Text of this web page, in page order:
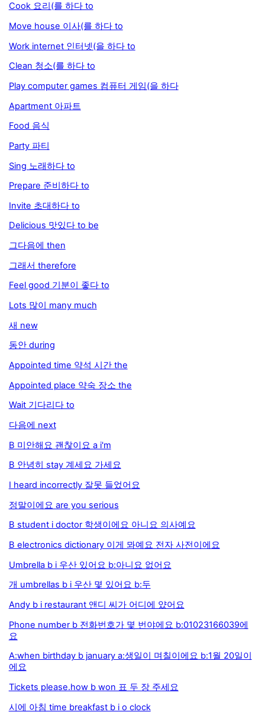
Cook 요리(를 하다 to
Move house 이사(를 하다 to
Work internet 인터넷(을 하다 to
Clean 청소(를 하다 to
Play computer games 컴퓨터 게임(을 하다
Apartment 아파트
Food 음식
Party 파티
Sing 노래하다 to
Prepare 준비하다 to
Invite 초대하다 to
Delicious 맛있다 to be
그다음에 then
그래서 therefore
Feel good 기분이 좋다 to
Lots 많이 many much
새 new
동안 during
Appointed time 약석 시간 the
Appointed place 약숙 장소 the
Wait 기다리다 to
다음에 next
B 미안해요 괜찮이요 a i'm
B 안녕히 stay 계세요 가세요
I heard incorrectly 잘못 들었어요
정말이에요 are you serious
B student i doctor 학생이에요 아니요 의사예요
B electronics dictionary 이게 뫄예요 전자 사전이에요
Umbrella b i 우산 있어요 b:아니요 없어요
개 umbrellas b i 우산 몇 있어요 b:두
Andy b i restaurant 앤디 씨가 어디에 얐어요
Phone number b 전화번호가 몇 번야에요 b:01023166039에
요
A:when birthday b january a:생일이 며칠이에요 b:1월 20일이
에요
Tickets please.how b won 표 두 장 주세요
시에 아침 time breakfast b i o clock